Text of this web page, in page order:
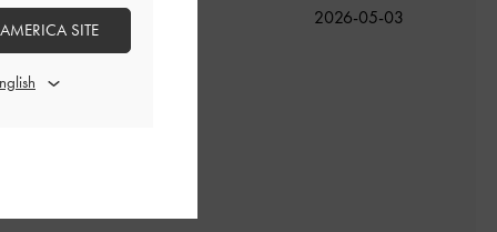
公
2026-05-03
SITE